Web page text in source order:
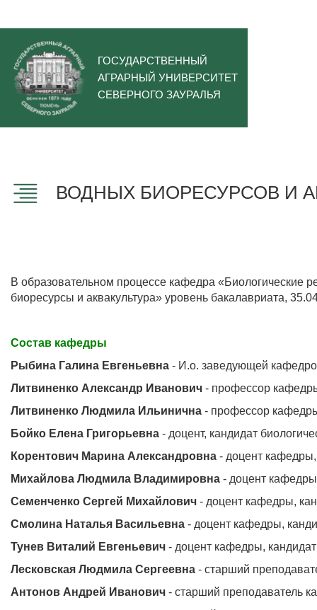
ГОСУДАРСТВЕННЫЙ
АГРАРНЫЙ УНИВЕРСИТЕТ
СЕВЕРНОГО ЗАУРАЛЬЯ
ВОДНЫХ БИОРЕСУРСОВ И
В образовательном процессе кафедра «Биологические
биоресурсы и аквакультура» уровень бакалавриата,
Состав кафедры
Рыбина Галина Евгеньевна - И.о. заведующей
Литвиненко Александр Иванович - профессор
Литвиненко Людмила Ильинична - профессор
Бойко Елена Григорьевна - доцент, кандидат
Корентович Марина Александровна - доцент кафедры,
Михайлова Людмила Владимировна - доцент
Семенченко Сергей Михайлович - доцент кафедры,
Смолина Наталья Васильевна - доцент кафедры,
Тунев Виталий Евгеньевич - доцент кафедры, кандидат
Лесковская Людмила Сергеевна - старший
Антонов Андрей Иванович - старший преподаватель